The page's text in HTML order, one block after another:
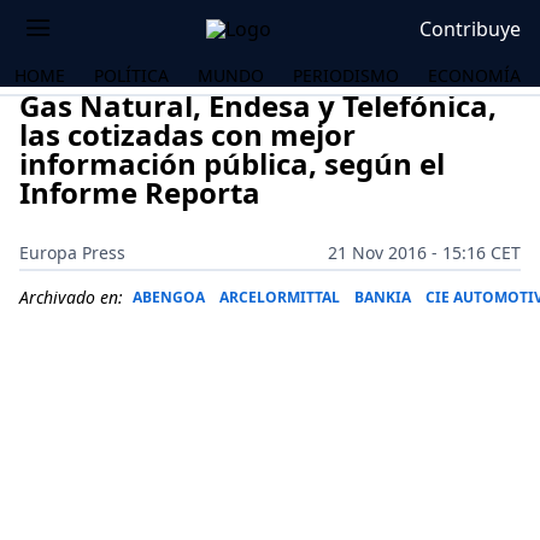
Contribuye
HOME POLÍTICA MUNDO PERIODISMO ECONOMÍA
Gas Natural, Endesa y Telefónica,
las cotizadas con mejor
información pública, según el
Informe Reporta
Europa Press
21 Nov 2016 - 15:16 CET
Archivado en: ABENGOA ARCELORMITTAL BANKIA CIE